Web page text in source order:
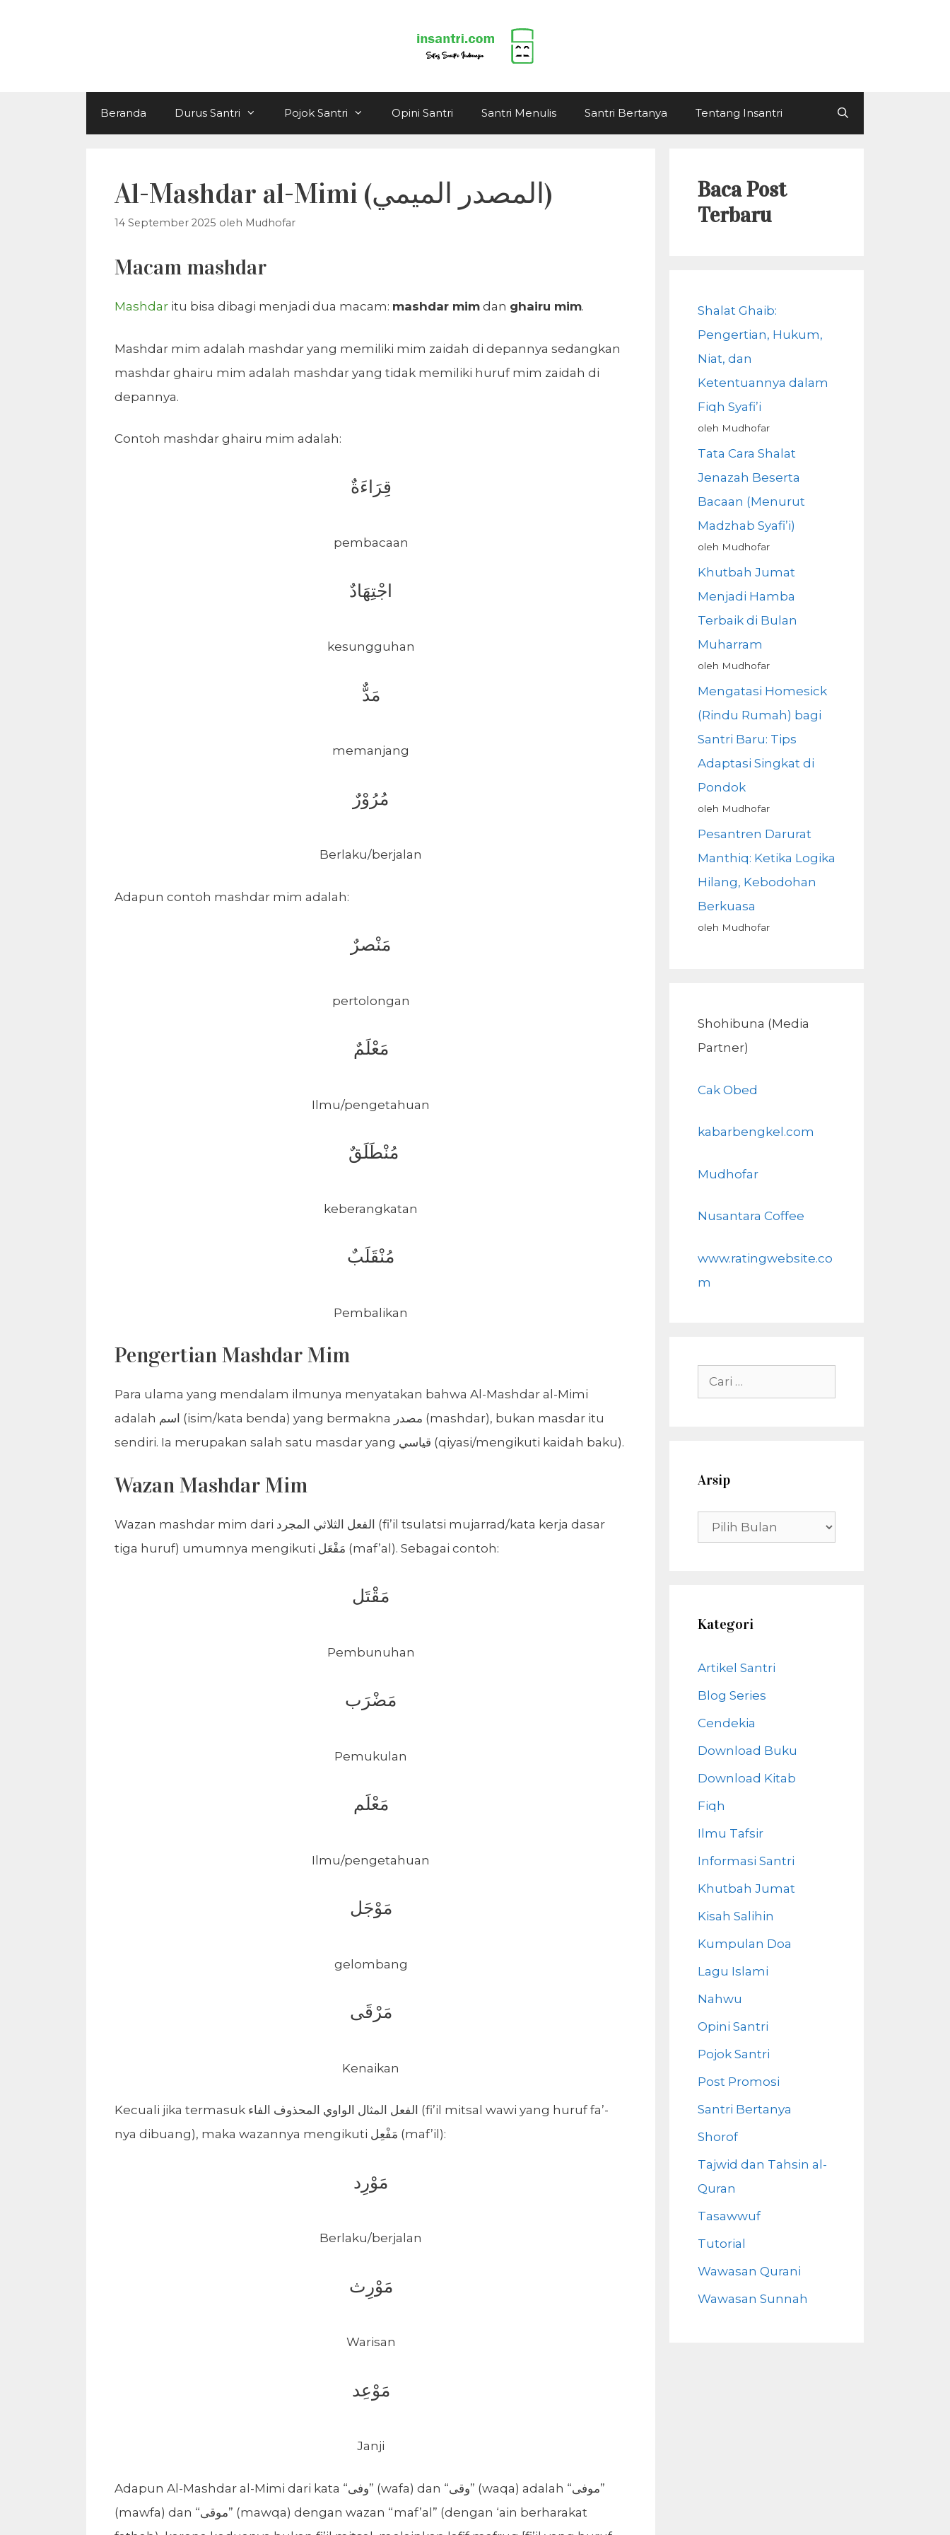
Beranda Durus Santri Pojok Santri Opini Santri Santri Menulis Santri Bertanya Tentang Insantri
Al-Mashdar al-Mimi (المصدر الميمي)
14 September 2025 oleh Mudhofar
Macam mashdar
Mashdar itu bisa dibagi menjadi dua macam: mashdar mim dan ghairu mim.
Mashdar mim adalah mashdar yang memiliki mim zaidah di depannya sedangkan
mashdar ghairu mim adalah mashdar yang tidak memiliki huruf mim zaidah di
depannya.
Contoh mashdar ghairu mim adalah:
قِرَاءَةٌ
pembacaan
اجْتِهَادٌ
kesungguhan
مَدٌّ
memanjang
مُرُوْرٌ
Berlaku/berjalan
Adapun contoh mashdar mim adalah:
مَنْصرٌ
pertolongan
مَعْلَمٌ
Ilmu/pengetahuan
مُنْطَلَقٌ
keberangkatan
مُنْقَلَبٌ
Pembalikan
Pengertian Mashdar Mim
Para ulama yang mendalam ilmunya menyatakan bahwa Al-Mashdar al-Mimi
adalah اسم (isim/kata benda) yang bermakna مصدر (mashdar), bukan masdar itu
sendiri. Ia merupakan salah satu masdar yang قياسي (qiyasi/mengikuti kaidah baku).
Wazan Mashdar Mim
Wazan mashdar mim dari الفعل الثلاثي المجرد (fi’il tsulatsi mujarrad/kata kerja dasar
tiga huruf) umumnya mengikuti مَفْعَل (maf’al). Sebagai contoh:
مَقْتَل
Pembunuhan
مَضْرَب
Pemukulan
مَعْلَم
Ilmu/pengetahuan
مَوْجَل
gelombang
مَرْقَى
Kenaikan
Kecuali jika termasuk الفعل المثال الواوي المحذوف الفاء (fi’il mitsal wawi yang huruf fa’-
nya dibuang), maka wazannya mengikuti مَفْعِل (maf’il):
مَوْرِد
Berlaku/berjalan
مَوْرِث
Warisan
مَوْعِد
Janji
Adapun Al-Mashdar al-Mimi dari kata “وفى” (wafa) dan “وقى” (waqa) adalah “موفى”
(mawfa) dan “موقى” (mawqa) dengan wazan “maf’al” (dengan ‘ain berharakat
Baca Post
Terbaru
Shalat Ghaib:
Pengertian, Hukum,
Niat, dan
Ketentuannya dalam
Fiqh Syafi’i
oleh Mudhofar
Tata Cara Shalat
Jenazah Beserta
Bacaan (Menurut
Madzhab Syafi’i)
oleh Mudhofar
Khutbah Jumat
Menjadi Hamba
Terbaik di Bulan
Muharram
oleh Mudhofar
Mengatasi Homesick
(Rindu Rumah) bagi
Santri Baru: Tips
Adaptasi Singkat di
Pondok
oleh Mudhofar
Pesantren Darurat
Manthiq: Ketika Logika
Hilang, Kebodohan
Berkuasa
oleh Mudhofar
Shohibuna (Media
Partner)
Cak Obed
kabarbengkel.com
Mudhofar
Nusantara Coffee
www.ratingwebsite.co
m
Cari
untuk:
Arsip
Arsip
Kategori
Artikel Santri
Blog Series
Cendekia
Download Buku
Download Kitab
Fiqh
Ilmu Tafsir
Informasi Santri
Khutbah Jumat
Kisah Salihin
Kumpulan Doa
Lagu Islami
Nahwu
Opini Santri
Pojok Santri
Post Promosi
Santri Bertanya
Shorof
Tajwid dan Tahsin al-
Quran
Tasawwuf
Tutorial
Wawasan Qurani
Wawasan Sunnah